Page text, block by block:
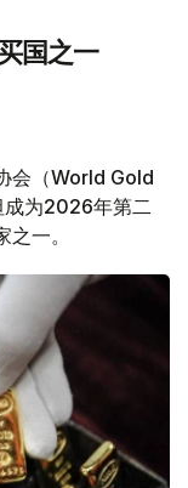
国之一
会（World Gold
成为2026年第二
一。